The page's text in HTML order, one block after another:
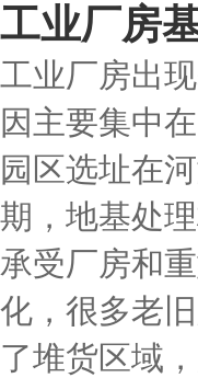
工业厂房
工业厂房出
因主要集中
园区选址在
期，地基处
承受厂房和
化，很多老
了堆货区域